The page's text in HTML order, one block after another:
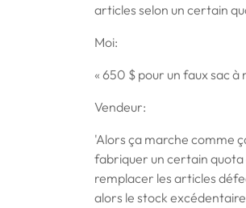
articles selon un certain
Moi:
« 650 $ pour un faux sac à
Vendeur:
'Alors ça marche comme
fabriquer un certain quota
remplacer les articles
alors le stock